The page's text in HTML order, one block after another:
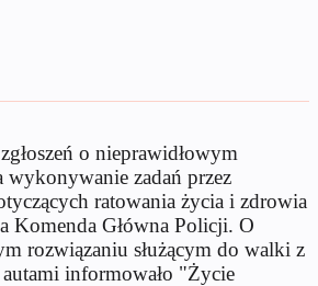
o nieprawidłowym
wykonywanie zadań przez
ratowania życia i zdrowia
Komenda Główna Policji. O
rozwiązaniu służącym do walki z
informowało "Życie